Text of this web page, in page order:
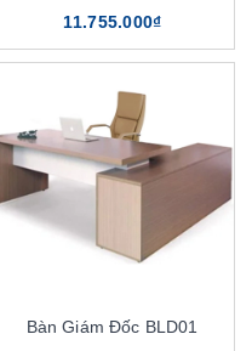
11.755.000₫
Bàn Giám Đốc BLD01